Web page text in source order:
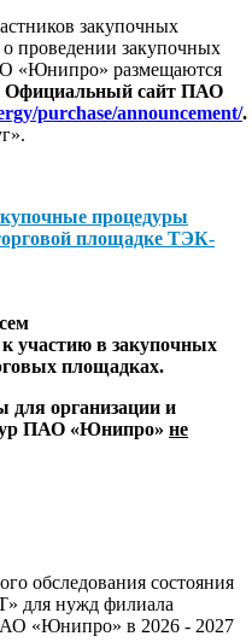
закупочных
проведении закупочных
«Юнипро» размещаются
Официальный сайт ПАО
purchase/announcement/.
процедуры
площадке ТЭК-
участию в закупочных
площадках.
для организации и
ПАО «Юнипро» не
обследования состояния
для нужд филиала
«Юнипро» в 2026 - 2027